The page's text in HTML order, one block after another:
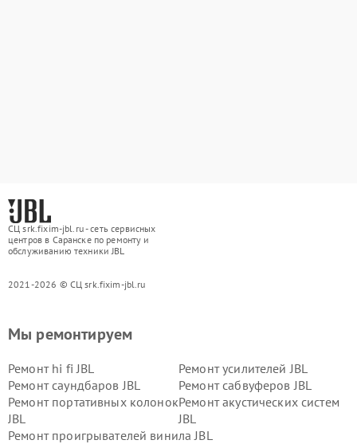
СЦ srk.fixim-jbl.ru - сеть сервисных
центров в Саранске по ремонту и
обслуживанию техники JBL
2021-2026 © СЦ srk.fixim-jbl.ru
Мы ремонтируем
Ремонт hi fi JBL
Ремонт усилителей JBL
Ремонт саундбаров JBL
Ремонт сабвуферов JBL
Ремонт портативных колонок
JBL
Ремонт акустических систем
JBL
Ремонт проигрывателей винила JBL